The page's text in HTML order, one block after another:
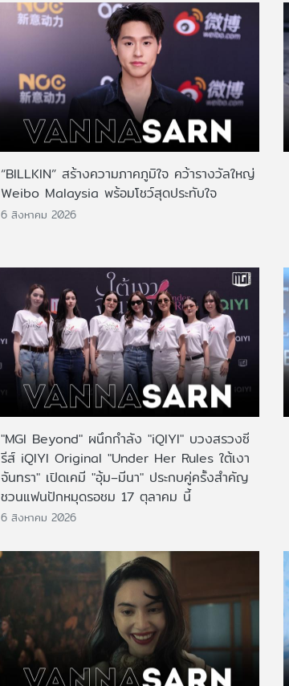
“BILLKIN” สร้างความภาคภูมิใจ คว้ารางวัลใหญ่
Weibo Malaysia พร้อมโชว์สุดประทับใจ
6 สิงหาคม 2026
"MGI Beyond" ผนึกกำลัง "iQIYI" บวงสรวงซี
รีส์ iQIYI Original "Under Her Rules ใต้เงา
จันทรา" เปิดเคมี "อุ้ม–มีนา" ประกบคู่ครั้งสำคัญ
ชวนแฟนปักหมุดรอชม 17 ตุลาคม นี้
6 สิงหาคม 2026